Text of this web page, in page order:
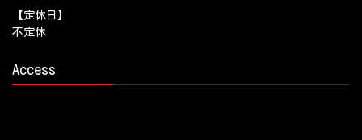
【定休日】
不定休
Access